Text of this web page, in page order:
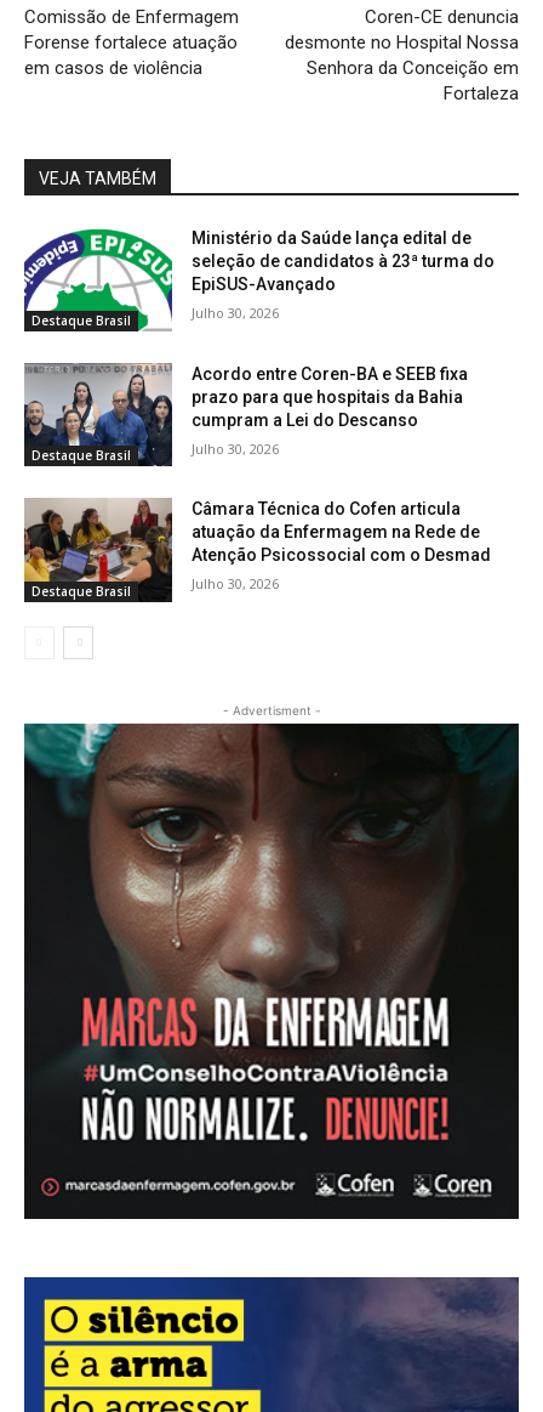
Comissão de Enfermagem
Forense fortalece atuação
em casos de violência
Coren-CE denuncia
desmonte no Hospital Nossa
Senhora da Conceição em
Fortaleza
VEJA TAMBÉM
Destaque Brasil
Ministério da Saúde lança edital de
seleção de candidatos à 23ª turma do
EpiSUS-Avançado
Julho 30, 2026
Destaque Brasil
Acordo entre Coren-BA e SEEB fixa
prazo para que hospitais da Bahia
cumpram a Lei do Descanso
Julho 30, 2026
Destaque Brasil
Câmara Técnica do Cofen articula
atuação da Enfermagem na Rede de
Atenção Psicossocial com o Desmad
Julho 30, 2026
- Advertisment -